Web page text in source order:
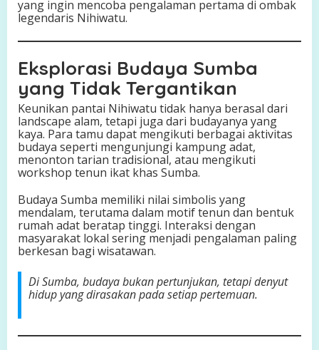
yang ingin mencoba pengalaman pertama di ombak
legendaris Nihiwatu.
Eksplorasi Budaya Sumba
yang Tidak Tergantikan
Keunikan pantai Nihiwatu tidak hanya berasal dari
landscape alam, tetapi juga dari budayanya yang
kaya. Para tamu dapat mengikuti berbagai aktivitas
budaya seperti mengunjungi kampung adat,
menonton tarian tradisional, atau mengikuti
workshop tenun ikat khas Sumba.
Budaya Sumba memiliki nilai simbolis yang
mendalam, terutama dalam motif tenun dan bentuk
rumah adat beratap tinggi. Interaksi dengan
masyarakat lokal sering menjadi pengalaman paling
berkesan bagi wisatawan.
Di Sumba, budaya bukan pertunjukan, tetapi denyut
hidup yang dirasakan pada setiap pertemuan.